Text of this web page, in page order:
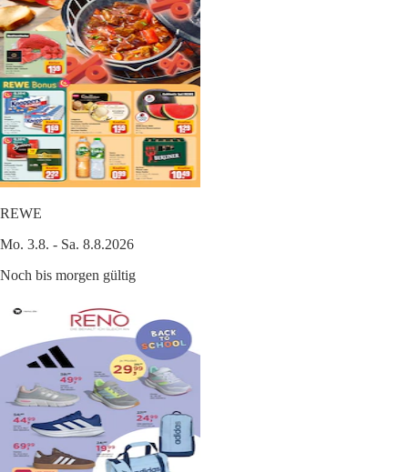
REWE
Mo. 3.8. - Sa. 8.8.2026
Noch bis morgen gültig